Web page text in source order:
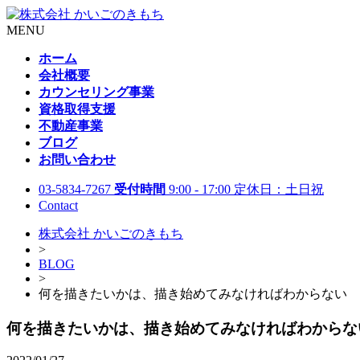
MENU
ホーム
会社概要
カウンセリング事業
資格取得支援
不動産事業
ブログ
お問い合わせ
03-5834-7267 受付時間 9:00 - 17:00 定休日：土日祝
Contact
株式会社 かいごのきもち
>
BLOG
>
何を描きたいかは、描き始めてみなければわからない
何を描きたいかは、描き始めてみなければわから